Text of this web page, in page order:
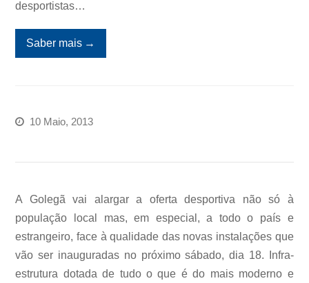
desportistas…
Saber mais →
10 Maio, 2013
A Golegã vai alargar a oferta desportiva não só à
população local mas, em especial, a todo o país e
estrangeiro, face à qualidade das novas instalações que
vão ser inauguradas no próximo sábado, dia 18. Infra-
estrutura dotada de tudo o que é do mais moderno e